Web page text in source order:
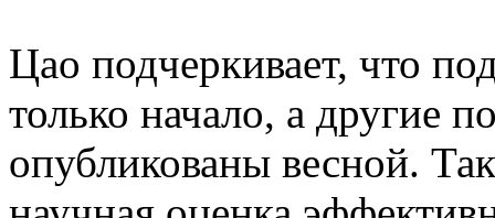
Цао подчеркивает, что
только начало, а другие
опубликованы весной.